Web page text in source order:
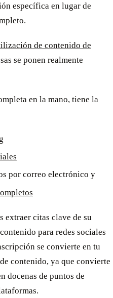
específica en lugar de
de contenido de
se ponen realmente
en la mano, tiene la
por correo electrónico y
extraer citas clave de su
para redes sociales
se convierte en tu
contenido, ya que convierte
docenas de puntos de